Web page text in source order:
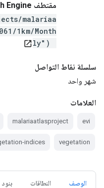
مقتطف Earth Engine
malariaa
1km/Month
ly")
open_in_new
سلسلة نقاط التواصل
شهر واحد
العلامات
evi
malariaatlasproject
vegetation
indices
الوصف النطاقات